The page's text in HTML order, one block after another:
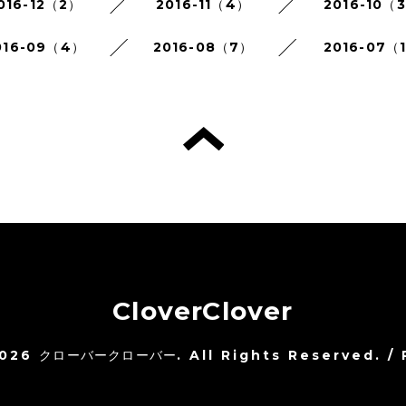
12（2） 2016-11（4） 2016-10（3
09（4） 2016-08（7） 2016-07（1
CloverClover
クローバークローバー. All Rights Reserved. /